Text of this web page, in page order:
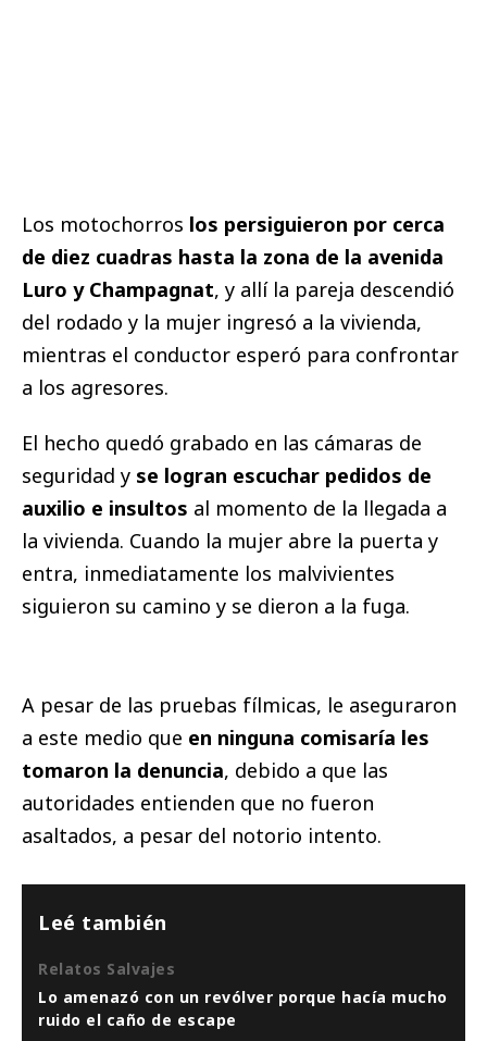
Los motochorros los persiguieron por cerca
de diez cuadras hasta la zona de la avenida
Luro y Champagnat, y allí la pareja descendió
del rodado y la mujer ingresó a la vivienda,
mientras el conductor esperó para confrontar
a los agresores.
El hecho quedó grabado en las cámaras de
seguridad y se logran escuchar pedidos de
auxilio e insultos al momento de la llegada a
la vivienda. Cuando la mujer abre la puerta y
entra, inmediatamente los malvivientes
siguieron su camino y se dieron a la fuga.
A pesar de las pruebas fílmicas, le aseguraron
a este medio que en ninguna comisaría les
tomaron la denuncia, debido a que las
autoridades entienden que no fueron
asaltados, a pesar del notorio intento.
Leé también
Relatos Salvajes
Lo amenazó con un revólver porque hacía mucho
ruido el caño de escape